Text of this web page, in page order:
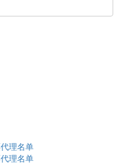
理名单
理名单